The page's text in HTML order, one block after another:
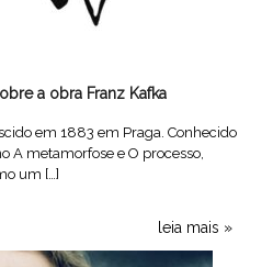
a obra Franz Kafka
em 1883 em Praga. Conhecido
A metamorfose e O processo,
um […]
leia mais